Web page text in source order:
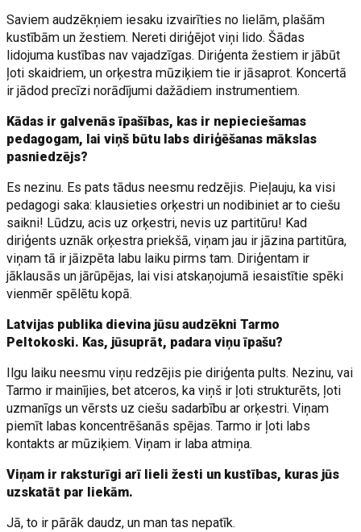
Saviem audzēkņiem iesaku izvairīties no lielām, plašām
kustībām un žestiem. Nereti diriģējot viņi lido. Šādas
lidojuma kustības nav vajadzīgas. Diriģenta žestiem ir jābūt
ļoti skaidriem, un orķestra mūziķiem tie ir jāsaprot. Koncertā
ir jādod precīzi norādījumi dažādiem instrumentiem.
Kādas ir galvenās īpašības, kas ir nepieciešamas
pedagogam, lai viņš būtu labs diriģēšanas mākslas
pasniedzējs?
Es nezinu. Es pats tādus neesmu redzējis. Pieļauju, ka visi
pedagogi saka: klausieties orķestri un nodibiniet ar to ciešu
saikni! Lūdzu, acis uz orķestri, nevis uz partitūru! Kad
diriģents uznāk orķestra priekšā, viņam jau ir jāzina partitūra,
viņam tā ir jāizpēta labu laiku pirms tam. Diriģentam ir
jāklausās un jārūpējas, lai visi atskaņojumā iesaistītie spēki
vienmēr spēlētu kopā.
Latvijas publika dievina jūsu audzēkni Tarmo
Peltokoski. Kas, jūsuprāt, padara viņu īpašu?
Ilgu laiku neesmu viņu redzējis pie diriģenta pults. Nezinu, vai
Tarmo ir mainījies, bet atceros, ka viņš ir ļoti strukturēts, ļoti
uzmanīgs un vērsts uz ciešu sadarbību ar orķestri. Viņam
piemīt labas koncentrēšanās spējas. Tarmo ir ļoti labs
kontakts ar mūziķiem. Viņam ir laba atmiņa.
Viņam ir raksturīgi arī lieli žesti un kustības, kuras jūs
uzskatāt par liekām.
Jā, to ir pārāk daudz, un man tas nepatīk.